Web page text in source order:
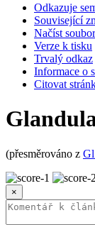
Odkazuje
Související
Načíst soubor
Verze k tisku
Trvalý odkaz
Informace o
Citovat
(přesměrováno z
×